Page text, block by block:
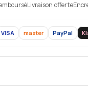
Livraison offerte
VISA master PayPal